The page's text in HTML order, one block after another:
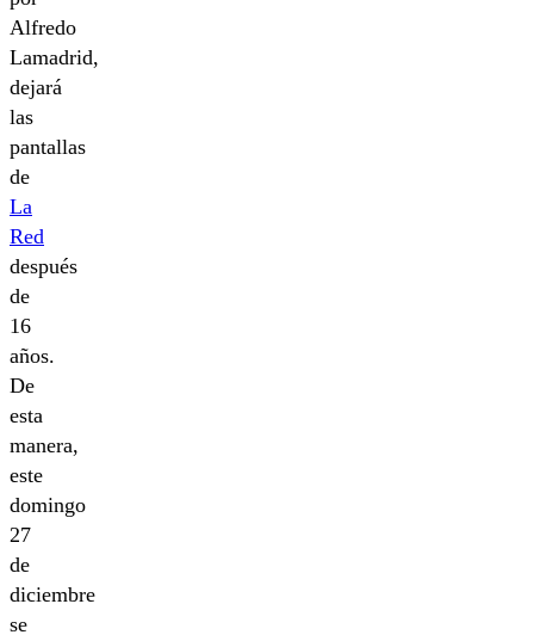
Alfredo
Lamadrid,
dejará
las
pantallas
de
La
Red
después
de
16
años.
De
esta
manera,
este
domingo
27
de
diciembre
se